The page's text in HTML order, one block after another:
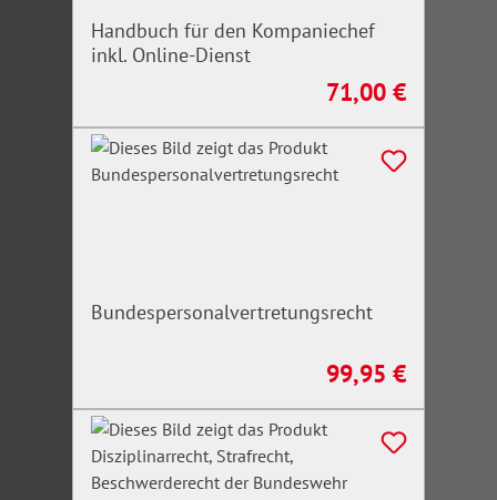
Handbuch für den Kompaniechef
inkl. Online-Dienst
Regulärer Preis:
71,00 €
Bundespersonalvertretungsrecht
Regulärer Preis:
99,95 €